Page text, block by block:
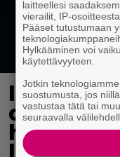
Illalla
dekkari
laitteellesi
vierailit, IP-
Pääset tutustumaan
Hylkääminen voi
käytettävyyteen.
Jotkin
suostumusta, jos
vastustaa tätä tai
seuraavalla